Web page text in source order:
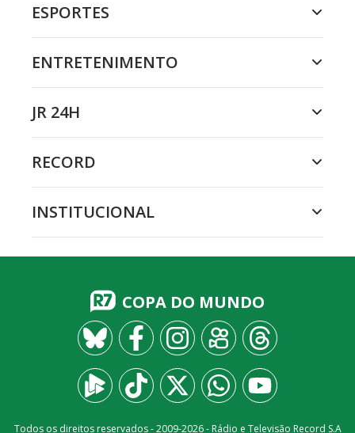
ESPORTES
ENTRETENIMENTO
JR 24H
RECORD
INSTITUCIONAL
COPA DO MUNDO
Todos os direitos reservados - 2009-2026- Rádio e Televisão Record S.A